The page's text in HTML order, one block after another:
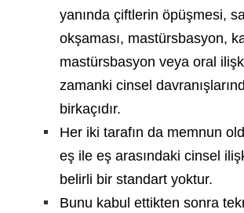
yanında çiftlerin öpüşmesi,
okşaması, mastürsbasyon,
mastürsbasyon veya oral
zamanki cinsel
birkaçıdır.
Her iki tarafın da memnun
eş ile eş arasındaki cinsel
belirli bir standart yoktur.
Bunu kabul ettikten sonra